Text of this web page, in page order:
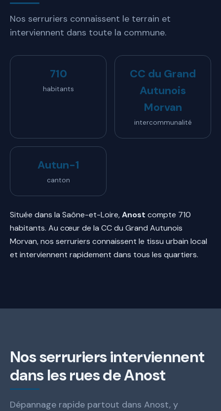
Nos serruriers connaissent le terrain et
interviennent dans toute la commune.
710
habitants
CC du Grand
Autunois
Morvan
intercommunalité
Autun-1
canton
Située dans la Saône-et-Loire,Anost compte 710
habitants. Au cœur de la CC du Grand Autunois
Morvan, nos serruriers connaissent le tissu urbain local
et interviennent rapidement dans tous les quartiers.
Nos serruriers interviennent
dans les rues de Anost
Dépannage rapide partout dans Anost, y